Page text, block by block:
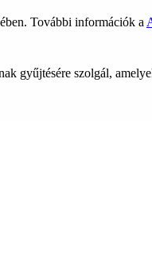
További információk a
gyűjtésére szolgál,